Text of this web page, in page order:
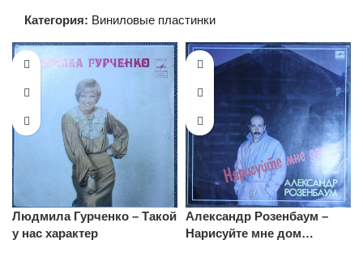
Категория: Виниловые пластинки
Людмила Гурченко – Такой
у нас характер
Александр Розенбаум –
Нарисуйте мне дом…